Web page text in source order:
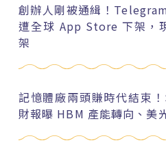
創辦人剛被通緝！
遭全球 App Store 下架，
架
記憶體廠兩頭賺時代結束
財報曝 HBM 產能轉向、美